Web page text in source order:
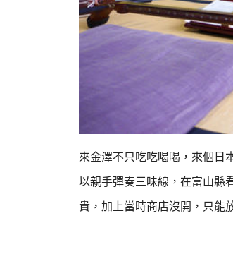
來金澤不只吃吃喝喝，來個日
以親手彈奏三味線， 在富山縣
貴，加上當時商店沒開，只能